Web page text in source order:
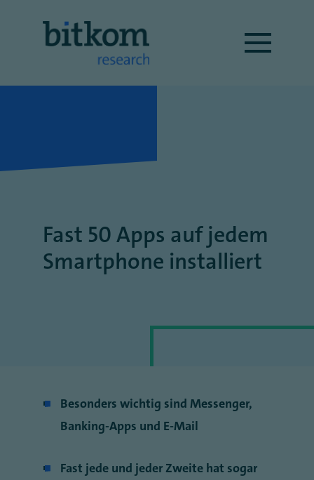
Fast 50 Apps auf jedem
Smartphone installiert
Besonders wichtig sind Messenger,
Banking-Apps und E-Mail
Fast jede und jeder Zweite hat sogar